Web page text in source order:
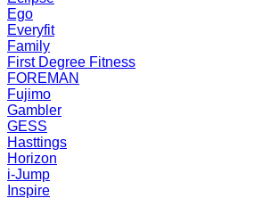
Ego
Everyfit
Family
First Degree Fitness
FOREMAN
Fujimo
Gambler
GESS
Hasttings
Horizon
i-Jump
Inspire